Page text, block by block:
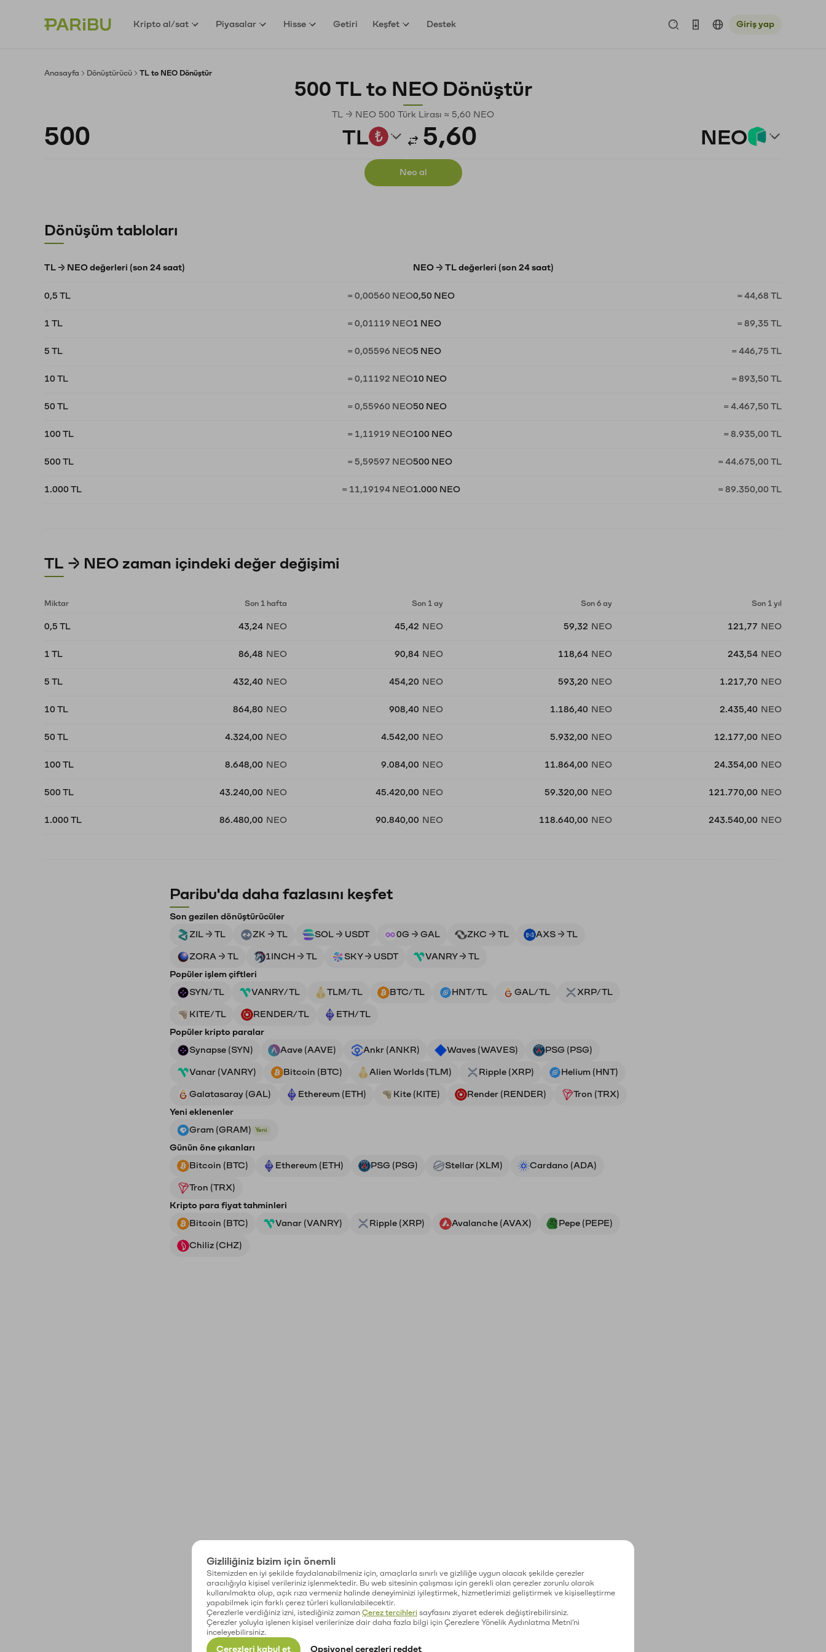
Kripto al/sat Piyasalar Hisse Getiri Keşfet Destek Giriş yap
Anasayfa Dönüştürücü TL to NEO Dönüştür
500 TL to NEO Dönüştür
TL → NEO 500 Türk Lirası ≈ 5,60 NEO
TL NEO
Neo al
Dönüşüm tabloları
TL → NEO değerleri (son 24 saat)
0,5 TL = 0,00560 NEO
1 TL = 0,01119 NEO
5 TL = 0,05596 NEO
10 TL = 0,11192 NEO
50 TL = 0,55960 NEO
100 TL = 1,11919 NEO
500 TL = 5,59597 NEO
1.000 TL = 11,19194 NEO
NEO → TL değerleri (son 24 saat)
0,50 NEO = 44,68 TL
1 NEO = 89,35 TL
5 NEO = 446,75 TL
10 NEO = 893,50 TL
50 NEO = 4.467,50 TL
100 NEO = 8.935,00 TL
500 NEO = 44.675,00 TL
1.000 NEO = 89.350,00 TL
TL → NEO zaman içindeki değer değişimi
Miktar Son 1 hafta Son 1 ay Son 6 ay Son 1 yıl
0,5 TL 43,24 NEO 45,42 NEO 59,32 NEO 121,77 NEO
1 TL 86,48 NEO 90,84 NEO 118,64 NEO 243,54 NEO
5 TL 432,40 NEO 454,20 NEO 593,20 NEO 1.217,70 NEO
10 TL 864,80 NEO 908,40 NEO 1.186,40 NEO 2.435,40 NEO
50 TL 4.324,00 NEO 4.542,00 NEO 5.932,00 NEO 12.177,00 NEO
100 TL 8.648,00 NEO 9.084,00 NEO 11.864,00 NEO 24.354,00 NEO
500 TL 43.240,00 NEO 45.420,00 NEO 59.320,00 NEO 121.770,00 NEO
1.000 TL 86.480,00 NEO 90.840,00 NEO 118.640,00 NEO 243.540,00 NEO
Paribu'da daha fazlasını keşfet
Son gezilen dönüştürücüler
ZIL → TL
ZK → TL SOL → USDT 0G → GAL ZKC → TL AXS → TL
ZORA → TL 1INCH → TL SKY → USDT
VANRY → TL
Popüler işlem çiftleri
SYN/TL
VANRY/TL TLM/TL BTC/TL HNT/TL GAL/TL XRP/TL
KITE/TL RENDER/TL
ETH/TL
Popüler kripto paralar
Synapse (SYN)
Aave (AAVE) Ankr (ANKR) Waves (WAVES) PSG (PSG)
Vanar (VANRY) Bitcoin (BTC) Alien Worlds (TLM) Ripple (XRP) Helium (HNT)
Galatasaray (GAL) Ethereum (ETH) Kite (KITE) Render (RENDER)
Tron (TRX)
Yeni eklenenler
Gram (GRAM)
Yeni
Günün öne çıkanları
Bitcoin (BTC)
Ethereum (ETH) PSG (PSG) Stellar (XLM) Cardano (ADA)
Tron (TRX)
Kripto para fiyat tahminleri
Bitcoin (BTC)
Vanar (VANRY) Ripple (XRP) Avalanche (AVAX) Pepe (PEPE)
Chiliz (CHZ)
Gizliliğiniz bizim için önemli
Sitemizden en iyi şekilde faydalanabilmeniz için, amaçlarla sınırlı ve gizliliğe uygun olacak şekilde çerezler
aracılığıyla kişisel verileriniz işlenmektedir. Bu web sitesinin çalışması için gerekli olan çerezler zorunlu olarak
kullanılmakta olup, açık rıza vermeniz halinde deneyiminizi iyileştirmek, hizmetlerimizi geliştirmek ve kişiselleştirme
yapabilmek için farklı çerez türleri kullanılabilecektir.
Çerezlerle verdiğiniz izni, istediğiniz zaman Çerez tercihleri sayfasını ziyaret ederek değiştirebilirsiniz.
Çerezler yoluyla işlenen kişisel verilerinize dair daha fazla bilgi için Çerezlere Yönelik Aydınlatma Metni'ni
inceleyebilirsiniz.
Çerezleri kabul et Opsiyonel çerezleri reddet